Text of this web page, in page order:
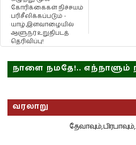
கோரிக்கைகள் நிச்சயம்
பரிசீலிக்கப்படும் -
யாழ்.இளவாழையில்
ஆளுநர் உறுதிபடத்
தெரிவிப்பு!
நாளை நமதே!.. எந்நாளும்
வரலாறு
தேவாவும்,